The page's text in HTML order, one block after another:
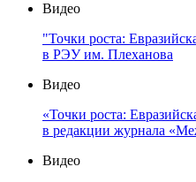
Видео
"Точки роста:
в РЭУ им. Плеханова
Видео
«Точки роста:
в редакции журнала
Видео